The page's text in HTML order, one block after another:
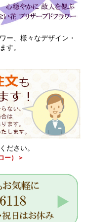
ー、様々なデザイン・
す。
ださい。
ー）＞